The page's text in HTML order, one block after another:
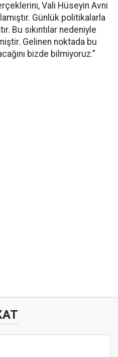
Vali Hüseyin Avni
Günlük politikalarla
Bu sıkıntılar nedeniyle
Gelinen noktada bu
bizde bilmiyoruz.”